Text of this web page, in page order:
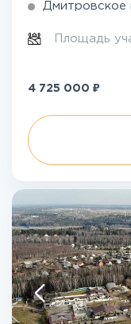
Дмитровское
Площадь
4 725 000 ₽